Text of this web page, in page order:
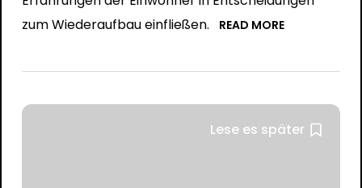
zum Wiederaufbau einfließen.
READ MORE
Lese es später